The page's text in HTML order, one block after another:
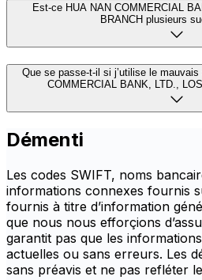
Est-ce HUA NAN COMMERCIAL
BRANCH plusieurs
Que se passe-t-il si j’utilise le
COMMERCIAL BANK, LTD.,
Démenti
Les codes SWIFT, noms
informations connexes fournis
fournis à titre d’information
que nous nous efforçions
garantit pas que les
actuelles ou sans erreurs. Les
sans préavis et ne pas refléter